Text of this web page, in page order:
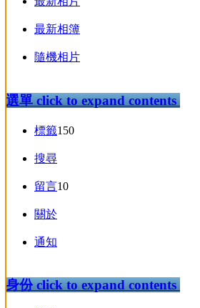
最新相簿
隨機相片
選單click to expand contents
標籤150
搜尋
留言10
關於
通知
身份click to expand contents